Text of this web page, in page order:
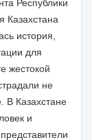
Республики
Казахстана
история,
для
жестокой
не
В Казахстане
и